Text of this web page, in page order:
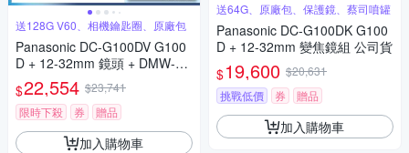
送128G V60、相機鑰匙圈、原廠包
Panasonic DC-G100DV G100
D + 12-32mm 鏡頭 + DMW-SH
GR2 三腳架握把組 公司貨
$22,554 $23,741
限時下殺
券 贈品
加入購物車
送64G、原廠包、保護鏡、蔡司噴罐
Panasonic DC-G100DK G100
D + 12-32mm 變焦鏡組 公司貨
$19,600 $20,631
挑戰低價
券 贈品
加入購物車